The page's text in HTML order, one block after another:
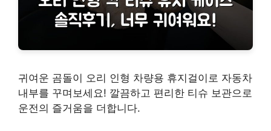
귀여운 곰돌이 오리 인형 차량용 휴지걸이로 자동차
내부를 꾸며보세요! 깔끔하고 편리한 티슈 보관으로
운전의 즐거움을 더합니다.